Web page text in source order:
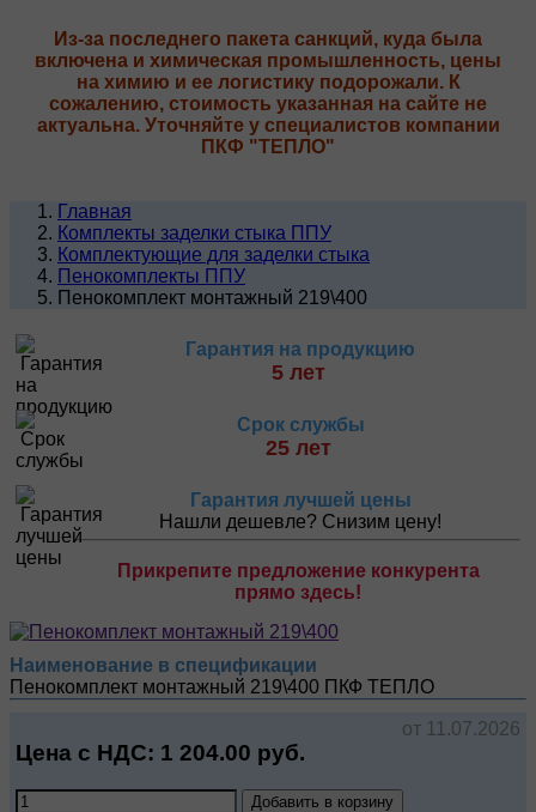
Из-за последнего пакета санкций, куда была
включена и химическая промышленность, цены
на химию и ее логистику подорожали. К
сожалению, стоимость указанная на сайте не
актуальна. Уточняйте у специалистов компании
ПКФ "ТЕПЛО"
Главная
Комплекты заделки стыка ППУ
Комплектующие для заделки стыка
Пенокомплекты ППУ
Пенокомплект монтажный 219\400
Гарантия на продукцию
5 лет
Срок службы
25 лет
Гарантия лучшей цены
Нашли дешевле? Снизим цену!
Прикрепите предложение конкурента
прямо здесь!
Наименование в спецификации
Пенокомплект монтажный 219\400 ПКФ ТЕПЛО
от 11.07.2026
Цена с НДС: 1 204.00 руб.
Добавить в корзину